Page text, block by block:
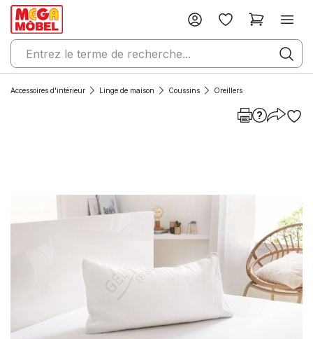
Accessoires d'intérieur Linge de maison Coussins Oreillers